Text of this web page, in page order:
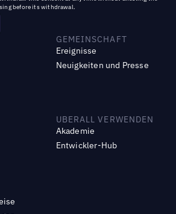
before its withdrawal.
GEMEINSCHAFT
Ereignisse
Neuigkeiten und Presse
UBERALL VERWENDEN
Akademie
Entwickler-Hub